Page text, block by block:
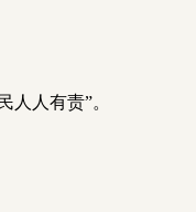
人人有责”。